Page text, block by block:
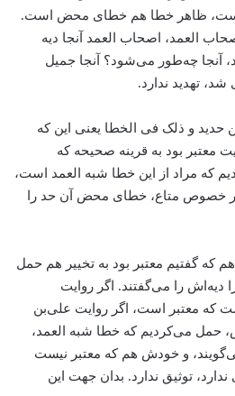
است، ظاهر خطا هم خطای محض است.
العمد، اصحاب العمد آنجا دیه
آنجا چه‌طور می‌شود؟ آنجا جمیل
تهدید ندارد.
حدید و ذلک فی الخطا یعنی این که
معتبر بود به قرینه صحیحه که
که مراد از این خطا شبه العمد است،
خصوص متاع، خطای محض آن حد را
که گفتیم معتبر بود به تخییر هم حمل
را می‌گفتند. اگر روایت
که معتبر است، اگر روایت علی‌بن
حمل می‌کردیم که خطا شبه العمد،
و خودش هم که معتبر نیست
توثیق ندارد. بدان جهت این